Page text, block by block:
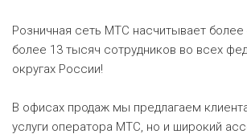
Розничная сеть МТС насчитывает
более 13 тысяч сотрудников во всех
округах России!
В офисах продаж мы предлагаем
услуги оператора МТС, но и широкий